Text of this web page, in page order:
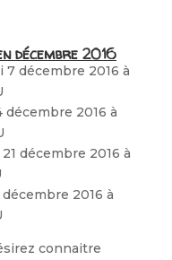
décembre 2016
décembre 2016 à
décembre 2016 à
décembre 2016 à
2016 à
connaitre